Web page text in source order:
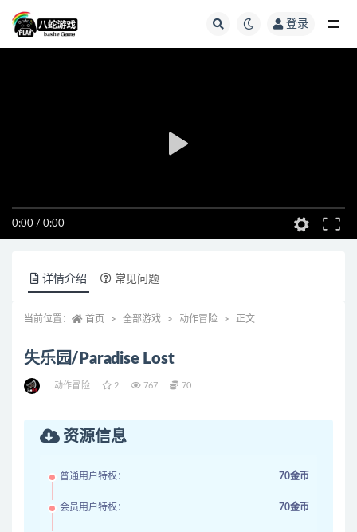
登录
0:00 / 0:00
详情介绍 常见问题
当前位置： 首页 全部游戏 动作冒险 正文
失乐园/Paradise Lost
动作冒险 2 767 70
资源信息
普通用户特权： 70金币
会员用户特权： 70金币